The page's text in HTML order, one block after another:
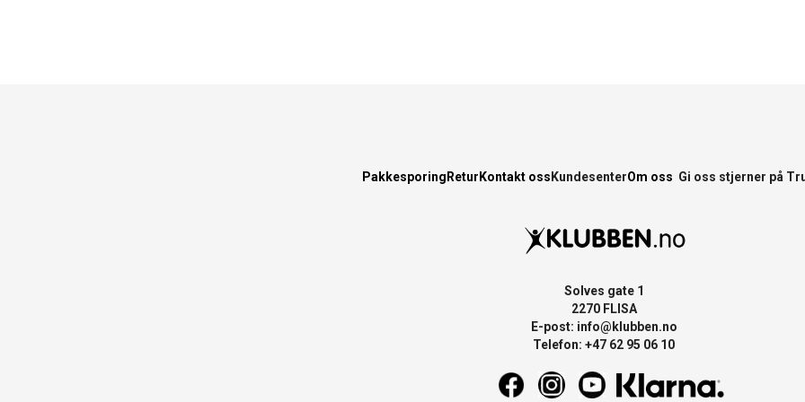
Pakkesporing Retur Kontakt oss KundesenterOm oss Gi oss stjerner på
Solves gate 1
2270 FLISA
E-post: info@klubben.no
Telefon: +47 62 95 06 10